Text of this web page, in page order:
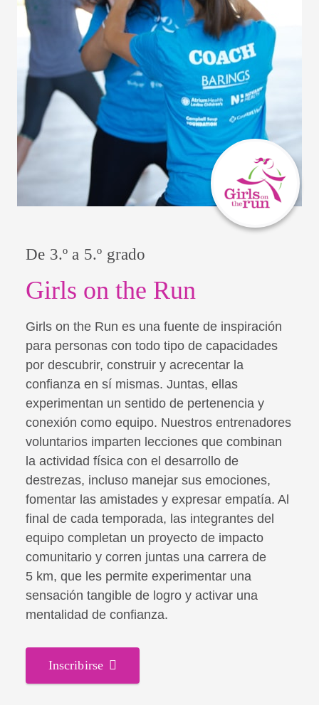
Girls on the Run
De 3.º a 5.º grado
Girls on the Run es una fuente de inspiración
para personas con todo tipo de capacidades
por descubrir, construir y acrecentar la
confianza en sí mismas. Juntas, ellas
experimentan un sentido de pertenencia y
conexión como equipo. Nuestros entrenadores
voluntarios imparten lecciones que combinan
la actividad física con el desarrollo de
destrezas, incluso manejar sus emociones,
fomentar las amistades y expresar empatía. Al
final de cada temporada, las integrantes del
equipo completan un proyecto de impacto
comunitario y corren juntas una carrera de
5 km, que les permite experimentar una
sensación tangible de logro y activar una
mentalidad de confianza.
Inscribirse